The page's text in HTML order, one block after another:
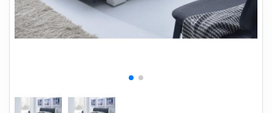
SPAR PENGE PÅ UDVALGTE VARER